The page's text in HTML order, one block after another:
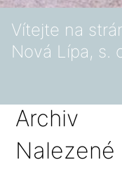
Vítejte na
Nová Lípa, s.
Archiv